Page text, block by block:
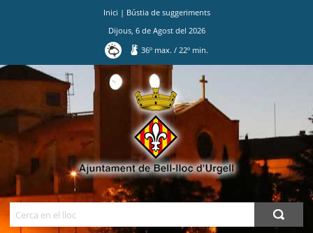
Inici | Bústia de suggeriments
Dijous, 6de Agostdel 2026
36º max./ 22º min.